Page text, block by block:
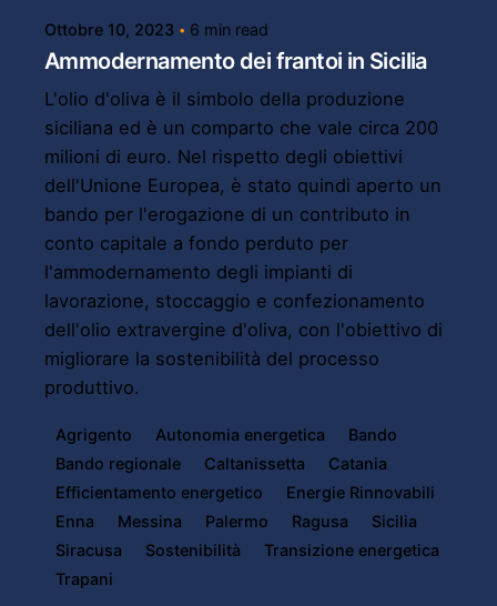
Ottobre 10, 2023 6 min read
Ammodernamento dei frantoi in Sicilia
L'olio d'oliva è il simbolo della produzione
siciliana ed è un comparto che vale circa 200
milioni di euro. Nel rispetto degli obiettivi
dell'Unione Europea, è stato quindi aperto un
bando per l'erogazione di un contributo in
conto capitale a fondo perduto per
l'ammodernamento degli impianti di
lavorazione, stoccaggio e confezionamento
dell'olio extravergine d'oliva, con l'obiettivo di
migliorare la sostenibilità del processo
produttivo.
Agrigento Autonomia energetica
Bando
Bando regionale
Caltanissetta
Catania
Efficientamento energetico
Energie Rinnovabili
Enna
Messina Palermo Ragusa
Sicilia
Siracusa
Sostenibilità
Transizione energetica
Trapani